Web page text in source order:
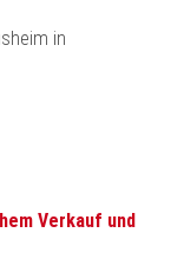
Verkauf und